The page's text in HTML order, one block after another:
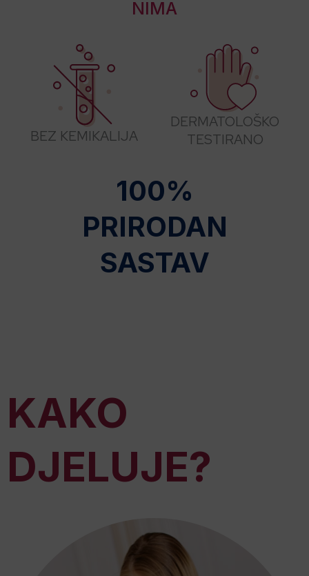
NIMA
BEZ KEMIKALIJA
DERMATOLOŠKO
TESTIRANO
100%
PRIRODAN
SASTAV
KAKO
DJELUJE?